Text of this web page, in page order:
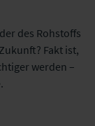
des Rohstoffs
Fakt ist,
werden –